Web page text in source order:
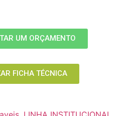
UM ORÇAMENTO
FICHA TÉCNICA